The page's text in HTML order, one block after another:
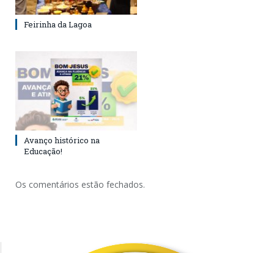
Feirinha da Lagoa
Avanço histórico na
Educação!
Os comentários estão fechados.